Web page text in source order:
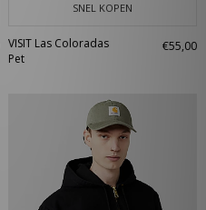
SNEL KOPEN
VISIT Las Coloradas
Pet
€55,00